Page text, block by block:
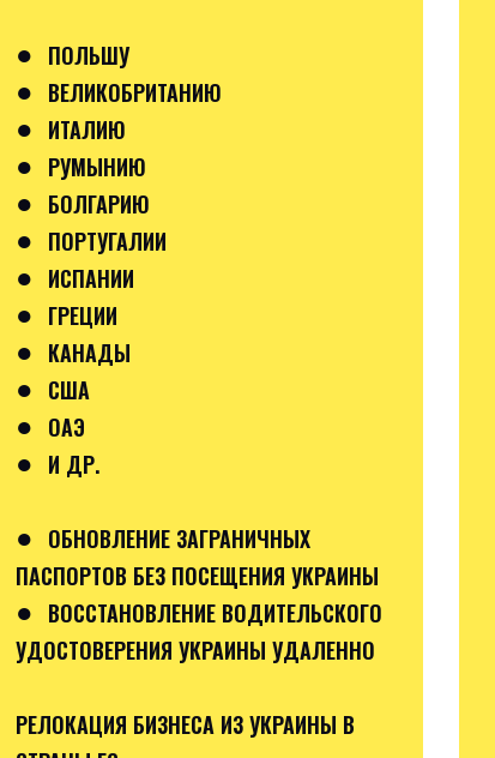
● ПОЛЬШУ
● ВЕЛИКОБРИТАНИЮ
● ИТАЛИЮ
● РУМЫНИЮ
● БОЛГАРИЮ
● ПОРТУГАЛИИ
● ИСПАНИИ
● ГРЕЦИИ
● КАНАДЫ
● США
● ОАЭ
● И ДР.
● ОБНОВЛЕНИЕ ЗАГРАНИЧНЫХ
ПАСПОРТОВ БЕЗ ПОСЕЩЕНИЯ УКРАИНЫ
● ВОССТАНОВЛЕНИЕ ВОДИТЕЛЬСКОГО
УДОСТОВЕРЕНИЯ УКРАИНЫ УДАЛЕННО
РЕЛОКАЦИЯ БИЗНЕСА ИЗ УКРАИНЫ В